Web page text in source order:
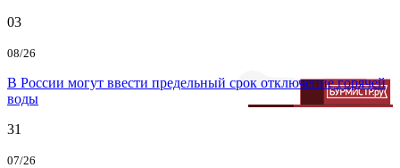
03
08/26
В России могут ввести предельный срок отключение горячей
воды
31
07/26